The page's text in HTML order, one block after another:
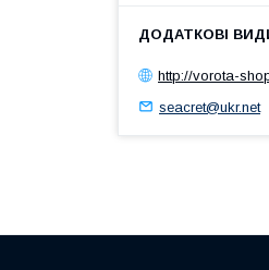
http://vorota-
seacret@ukr.net